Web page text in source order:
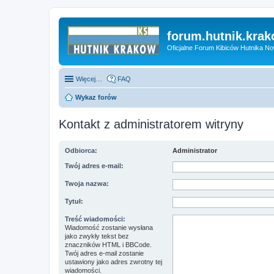
Oficjalne Forum Kibiców Hutnika
Więcej… FAQ
Wykaz forów
Kontakt z administratorem witryny
Odbiorca: Administrator
Twój adres e-mail:
Twoja nazwa:
Tytuł:
Treść wiadomości:
Wiadomość zostanie wysłana
jako zwykły tekst bez
znaczników HTML i BBCode.
Twój adres e-mail zostanie
ustawiony jako adres zwrotny tej
wiadomości.